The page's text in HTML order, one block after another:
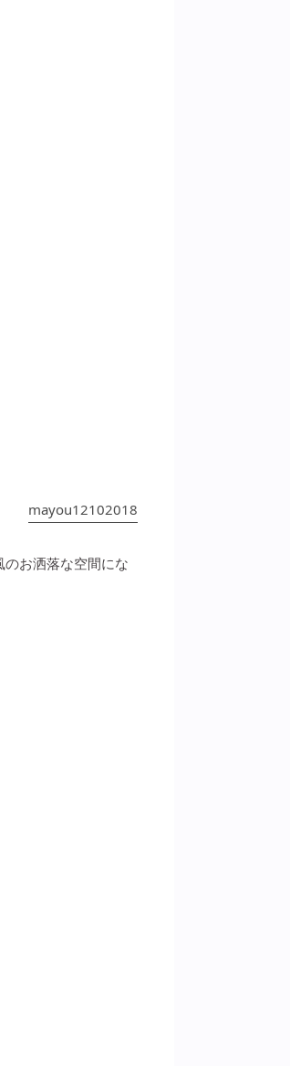
mayou12102018
お洒落な空間にな